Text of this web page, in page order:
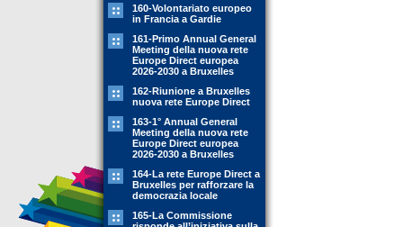
160-Volontariato europeo
in Francia a Gardie
161-Primo Annual General
Meeting della nuova rete
Europe Direct europea
2026-2030 a Bruxelles
162-Riunione a Bruxelles
nuova rete Europe Direct
163-1° Annual General
Meeting della nuova rete
Europe Direct europea
2026-2030 a Bruxelles
164-La rete Europe Direct a
Bruxelles per rafforzare la
democrazia locale
165-La Commissione